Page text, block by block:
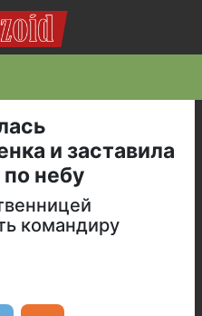
и заставила
небу
командиру